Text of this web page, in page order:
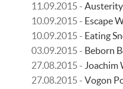
11.09.2015 -
10.09.2015 - Escape
10.09.2015 - Eating
03.09.2015 - Beborn
27.08.2015 - Joachim
27.08.2015 - Vogon